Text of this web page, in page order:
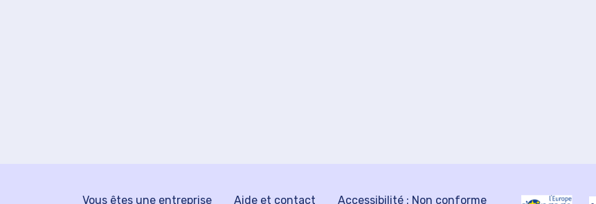
Vous êtes une entreprise Aide et contact Accessibilité : Non conforme